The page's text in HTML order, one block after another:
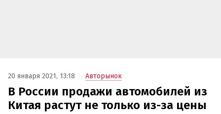
20 января 2021, 13:18 Авторынок
В России продажи автомобилей из
Китая растут не только из-за цены